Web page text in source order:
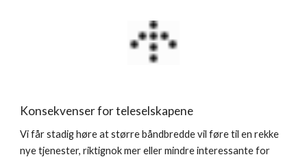
Konsekvenser for teleselskapene
Vi får stadig høre at større båndbredde vil føre til en rekke
nye tjenester, riktignok mer eller mindre interessante for